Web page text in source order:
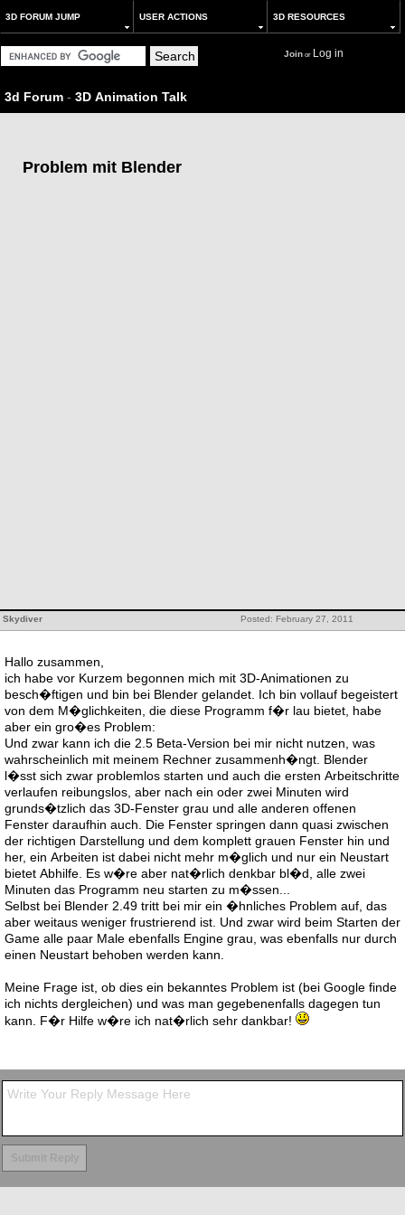
3D FORUM JUMP USER ACTIONS 3D RESOURCES
Joinor Log in
3d Forum - 3D Animation Talk
Problem mit Blender
Posted: February 27, 2011
Skydiver
Hallo zusammen,
ich habe vor Kurzem begonnen mich mit 3D-Animationen zu
besch�ftigen und bin bei Blender gelandet. Ich bin vollauf begeistert
von dem M�glichkeiten, die diese Programm f�r lau bietet, habe
aber ein gro�es Problem:
Und zwar kann ich die 2.5 Beta-Version bei mir nicht nutzen, was
wahrscheinlich mit meinem Rechner zusammenh�ngt. Blender
l�sst sich zwar problemlos starten und auch die ersten Arbeitschritte
verlaufen reibungslos, aber nach ein oder zwei Minuten wird
grunds�tzlich das 3D-Fenster grau und alle anderen offenen
Fenster daraufhin auch. Die Fenster springen dann quasi zwischen
der richtigen Darstellung und dem komplett grauen Fenster hin und
her, ein Arbeiten ist dabei nicht mehr m�glich und nur ein Neustart
bietet Abhilfe. Es w�re aber nat�rlich denkbar bl�d, alle zwei
Minuten das Programm neu starten zu m�ssen...
Selbst bei Blender 2.49 tritt bei mir ein �hnliches Problem auf, das
aber weitaus weniger frustrierend ist. Und zwar wird beim Starten der
Game alle paar Male ebenfalls Engine grau, was ebenfalls nur durch
einen Neustart behoben werden kann.
Meine Frage ist, ob dies ein bekanntes Problem ist (bei Google finde
ich nichts dergleichen) und was man gegebenenfalls dagegen tun
kann. F�r Hilfe w�re ich nat�rlich sehr dankbar!